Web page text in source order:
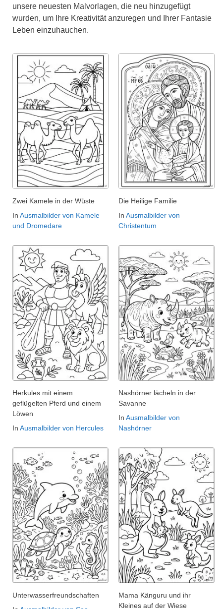
unsere neuesten Malvorlagen, die neu hinzugefügt
wurden, um Ihre Kreativität anzuregen und Ihrer Fantasie
Leben einzuhauchen.
Zwei Kamele in der Wüste
In Ausmalbilder von Kamele
und Dromedare
Die Heilige Familie
In Ausmalbilder von
Christentum
Herkules mit einem
geflügelten Pferd und einem
Löwen
In Ausmalbilder von Hercules
Nashörner lächeln in der
Savanne
In Ausmalbilder von
Nashörner
Unterwasserfreundschaften
Mama Känguru und ihr
Kleines auf der Wiese